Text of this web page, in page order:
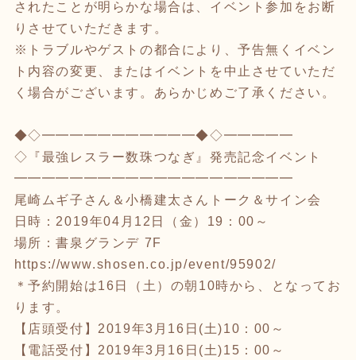
されたことが明らかな場合は、イベント参加をお断
りさせていただきます。
※トラブルやゲストの都合により、予告無くイベン
ト内容の変更、またはイベントを中止させていただ
く場合がございます。あらかじめご了承ください。
◆◇━━━━━━━━━━━◆◇━━━━━
◇『最強レスラー数珠つなぎ』発売記念イベント
━━━━━━━━━━━━━━━━━━━━
尾崎ムギ子さん＆小橋建太さんトーク＆サイン会
日時：2019年04月12日（金）19：00～
場所：書泉グランデ 7F
https://www.shosen.co.jp/event/95902/
＊予約開始は16日（土）の朝10時から、となってお
ります。
【店頭受付】2019年3月16日(土)10：00～
【電話受付】2019年3月16日(土)15：00～